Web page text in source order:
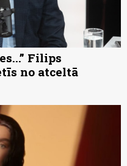
Filips
no atceltā